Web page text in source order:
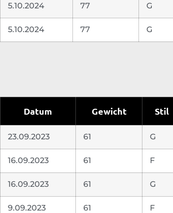
5.10.2024 77 G
5.10.2024 77 G
Datum Gewicht Stil
23.09.2023 61 G
16.09.2023 61 F
16.09.2023 61 G
9.09.2023 61 F